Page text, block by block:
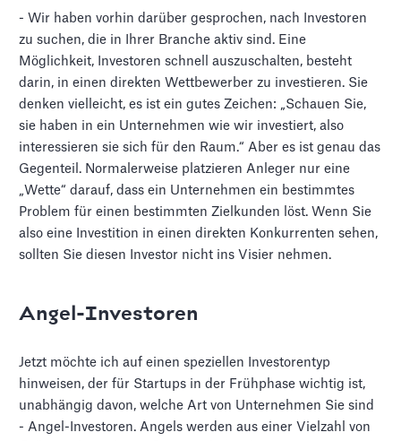
- Wir haben vorhin darüber gesprochen, nach Investoren
zu suchen, die in Ihrer Branche aktiv sind. Eine
Möglichkeit, Investoren schnell auszuschalten, besteht
darin, in einen direkten Wettbewerber zu investieren. Sie
denken vielleicht, es ist ein gutes Zeichen: „Schauen Sie,
sie haben in ein Unternehmen wie wir investiert, also
interessieren sie sich für den Raum.“ Aber es ist genau das
Gegenteil. Normalerweise platzieren Anleger nur eine
„Wette“ darauf, dass ein Unternehmen ein bestimmtes
Problem für einen bestimmten Zielkunden löst. Wenn Sie
also eine Investition in einen direkten Konkurrenten sehen,
sollten Sie diesen Investor nicht ins Visier nehmen.
Angel-Investoren
Jetzt möchte ich auf einen speziellen Investorentyp
hinweisen, der für Startups in der Frühphase wichtig ist,
unabhängig davon, welche Art von Unternehmen Sie sind
- Angel-Investoren. Angels werden aus einer Vielzahl von